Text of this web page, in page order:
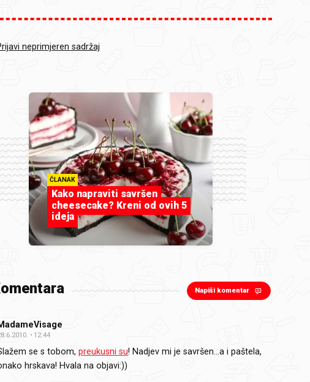
neprimjeren sadržaj
ČLANAK
Kako napraviti savršen
cheesecake? Kreni od ovih 5
ideja
Napiši komentar
12:44
se s tobom,preukusni su! Nadjev mi je savršen…a i paštela,
hrskava! Hvala na objavi:))